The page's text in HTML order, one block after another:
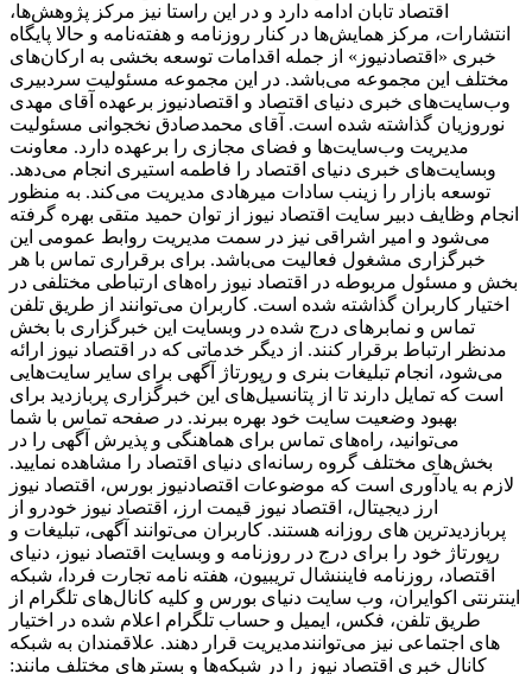
اقتصاد تابان ادامه دارد و در این راستا نیز مرکز پژوهش‌ها،
انتشارات، مرکز همایش‌ها در کنار روزنامه و هفته‌نامه و حالا پایگاه
خبری «اقتصادنیوز» از جمله اقدامات توسعه بخشی به ارکان‌های
مختلف این مجموعه می‌باشد. در این مجموعه مسئولیت سردبیری
وب‌سایت‌های خبری دنیای اقتصاد و اقتصادنیوز برعهده آقای مهدی
نوروزیان گذاشته شده است. آقای محمدصادق نخجوانی مسئولیت
مدیریت وب‌سایت‌ها و فضای مجازی را برعهده دارد. معاونت
وبسایت‌های خبری دنیای اقتصاد را فاطمه استیری انجام می‌دهد.
توسعه بازار را زینب سادات میرهادی مدیریت می‌کند. به منظور
انجام وظایف دبیر سایت اقتصاد نیوز از توان حمید متقی بهره گرفته
می‌شود و امیر اشراقی نیز در سمت مدیریت روابط عمومی این
خبرگزاری مشغول فعالیت می‌باشد. برای برقراری تماس با هر
بخش و مسئول مربوطه در اقتصاد نیوز راه‌های ارتباطی مختلفی در
اختیار کاربران گذاشته شده است. کاربران می‌توانند از طریق تلفن
تماس و نمابرهای درج شده در وبسایت این خبرگزاری با بخش
مدنظر ارتباط برقرار کنند. از دیگر خدماتی که در اقتصاد نیوز ارائه
می‌شود، انجام تبلیغات بنری و رپورتاژ آگهی برای سایر سایت‌هایی
است که تمایل دارند تا از پتانسیل‌های این خبرگزاری پربازدید برای
بهبود وضعیت سایت خود بهره ببرند. در صفحه تماس با شما
می‌توانید، راه‌های تماس برای هماهنگی و پذیرش آگهی را در
بخش‌های مختلف گروه رسانه‌ای دنیای اقتصاد را مشاهده نمایید.
لازم به یادآوری است که موضوعات اقتصادنیوز بورس، اقتصاد نیوز
ارز دیجیتال، اقتصاد نیوز قیمت ارز، اقتصاد نیوز خودرو از
پربازدیدترین های روزانه هستند. کاربران می‌توانند آگهی، تبلیغات و
رپورتاژ خود را برای درج در روزنامه و وبسایت اقتصاد نیوز، دنیای
اقتصاد، روزنامه فایننشال تریبیون، هفته نامه تجارت فردا، شبکه
اینترنتی اکوایران، وب سایت دنیای بورس و کلیه کانال‌های تلگرام از
طریق تلفن، فکس، ایمیل و حساب تلگرام اعلام شده در اختیار
مدیریت قرار دهند. علاقمندان به شبکه‎‌های اجتماعی نیز می‌توانند
کانال خبری اقتصاد نیوز را در شبکه‌ها و بسترهای مختلف مانند: